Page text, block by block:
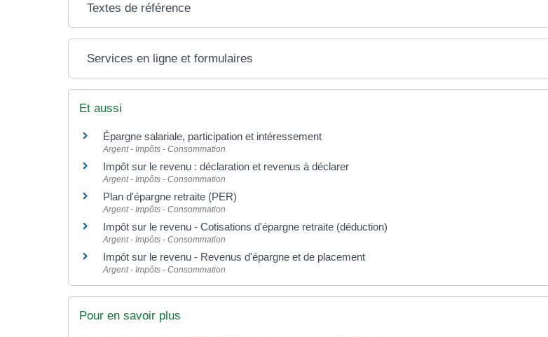
Textes de référence
Services en ligne et formulaires
Et aussi
Épargne salariale, participation et intéressement
Argent - Impôts - Consommation
Impôt sur le revenu : déclaration et revenus à déclarer
Argent - Impôts - Consommation
Plan d'épargne retraite (PER)
Argent - Impôts - Consommation
Impôt sur le revenu - Cotisations d'épargne retraite (déduction)
Argent - Impôts - Consommation
Impôt sur le revenu - Revenus d'épargne et de placement
Argent - Impôts - Consommation
Pour en savoir plus